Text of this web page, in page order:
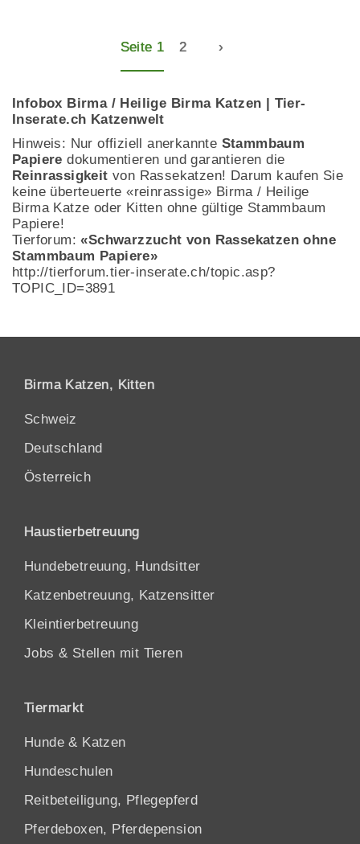
Seite 1 2 ›
Infobox Birma / Heilige Birma Katzen | Tier-
Inserate.ch Katzenwelt
Hinweis: Nur offiziell anerkannte Stammbaum
Papiere dokumentieren und garantieren die
Reinrassigkeit von Rassekatzen! Darum kaufen Sie
keine überteuerte «reinrassige» Birma / Heilige
Birma Katze oder Kitten ohne gültige Stammbaum
Papiere!
Tierforum:«Schwarzzucht von Rassekatzen ohne
Stammbaum Papiere»
http://tierforum.tier-inserate.ch/topic.asp?
TOPIC_ID=3891
Birma Katzen, Kitten
Schweiz
Deutschland
Österreich
Haustierbetreuung
Hundebetreuung, Hundsitter
Katzenbetreuung, Katzensitter
Kleintierbetreuung
Jobs & Stellen mit Tieren
Tiermarkt
Hunde & Katzen
Hundeschulen
Reitbeteiligung, Pflegepferd
Pferdeboxen, Pferdepension